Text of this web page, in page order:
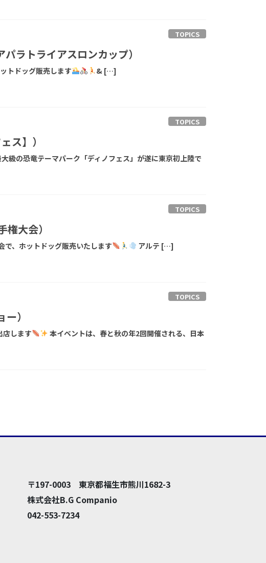
TOPICS
ラトライアスロンカップ）
トドッグ販売します ‍& […]
TOPICS
ス】）
級の恐竜テーマパーク「ディノフェス」が遂に東京初上陸で
TOPICS
大会）
で、ホットドッグ販売いたします アルテ […]
TOPICS
）
店します
本イベントは、春と秋の年2回開催される、日本
〒197-0003 東京都福生市熊川1682-3
株式会社B.G Companio
042-553-7234